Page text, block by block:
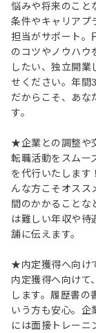
悩みや将来のこと
条件やキャリアプ
担当がサポート
のコツやノウハウ
したい、独立開
せください。年
だからこそ、あな
す。
★企業との調整や
転職活動をスムー
を代行いたします
んな方こそオス
間のかかること
は難しい年収や待
舗に伝えます。
★内定獲得へ向け
内定獲得へ向けて
します。履歴書
いう方も安心。企
には面接トレーニ